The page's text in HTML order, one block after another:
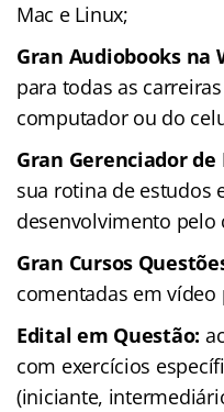
Mac e Linux;
Gran Audiobooks na
para todas as
computador ou do
Gran Gerenciador de
sua rotina de estudos
desenvolvimento
Gran Cursos
comentadas em vídeo
Edital em Questão:
com exercícios
(iniciante,